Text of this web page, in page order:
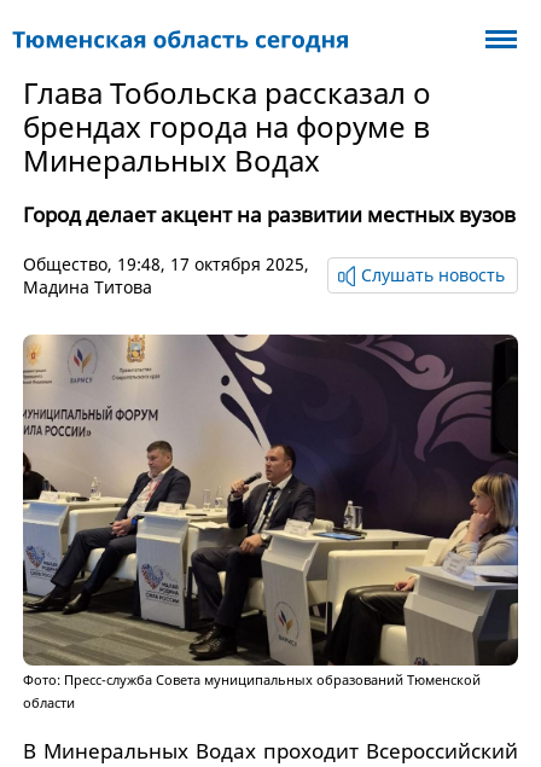
Глава Тобольска рассказал о
брендах города на форуме в
Минеральных Водах
Город делает акцент на развитии местных вузов
Общество, 19:48, 17 октября 2025,
Мадина Титова
Слушать новость
Фото: Пресс-служба Совета муниципальных образований Тюменской
области
В Минеральных Водах проходит Всероссийский